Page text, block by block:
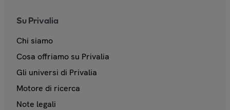
Su Privalia
Chi siamo
Cosa offriamo su Privalia
Gli universi di Privalia
Motore di ricerca
Note legali